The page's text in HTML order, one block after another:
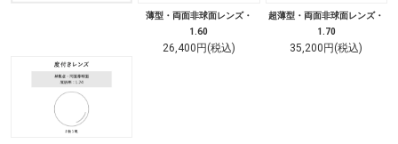
薄型・両面非球面レンズ・
1.60
26,400円(税込)
超薄型・両面非球面レンズ・
1.70
35,200円(税込)